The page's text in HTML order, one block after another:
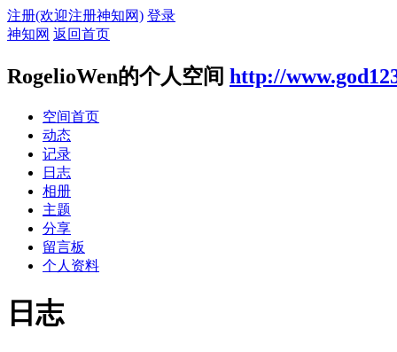
注册(欢迎注册神知网) 登录
神知网 返回首页
RogelioWen的个人空间 http://
空间首页
动态
记录
日志
相册
主题
分享
留言板
个人资料
日志